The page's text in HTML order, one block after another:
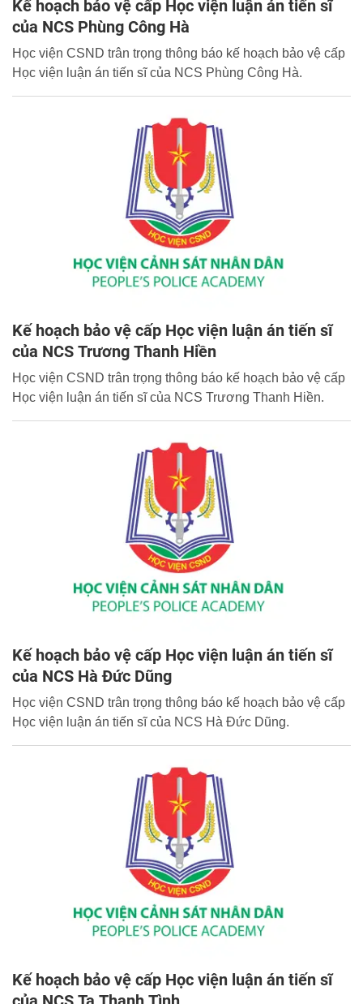
Kế hoạch bảo vệ cấp Học viện luận án tiến sĩ
của NCS Phùng Công Hà
Học viện CSND trân trọng thông báo kế hoạch bảo vệ cấp
Học viện luận án tiến sĩ của NCS Phùng Công Hà.
Kế hoạch bảo vệ cấp Học viện luận án tiến sĩ
của NCS Trương Thanh Hiền
Học viện CSND trân trọng thông báo kế hoạch bảo vệ cấp
Học viện luận án tiến sĩ của NCS Trương Thanh Hiền.
Kế hoạch bảo vệ cấp Học viện luận án tiến sĩ
của NCS Hà Đức Dũng
Học viện CSND trân trọng thông báo kế hoạch bảo vệ cấp
Học viện luận án tiến sĩ của NCS Hà Đức Dũng.
Kế hoạch bảo vệ cấp Học viện luận án tiến sĩ